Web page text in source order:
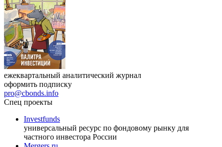
ЖурналCbonds Review
оформить подписку
pro@cbonds.info
Спец проекты